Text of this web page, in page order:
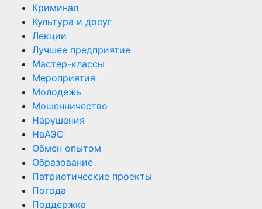
Криминал
Культура и досуг
Лекции
Лучшее предприятие
Мастер-классы
Мероприятия
Молодежь
Мошенничество
Нарушения
НвАЭС
Обмен опытом
Образование
Патриотические проекты
Погода
Поддержка